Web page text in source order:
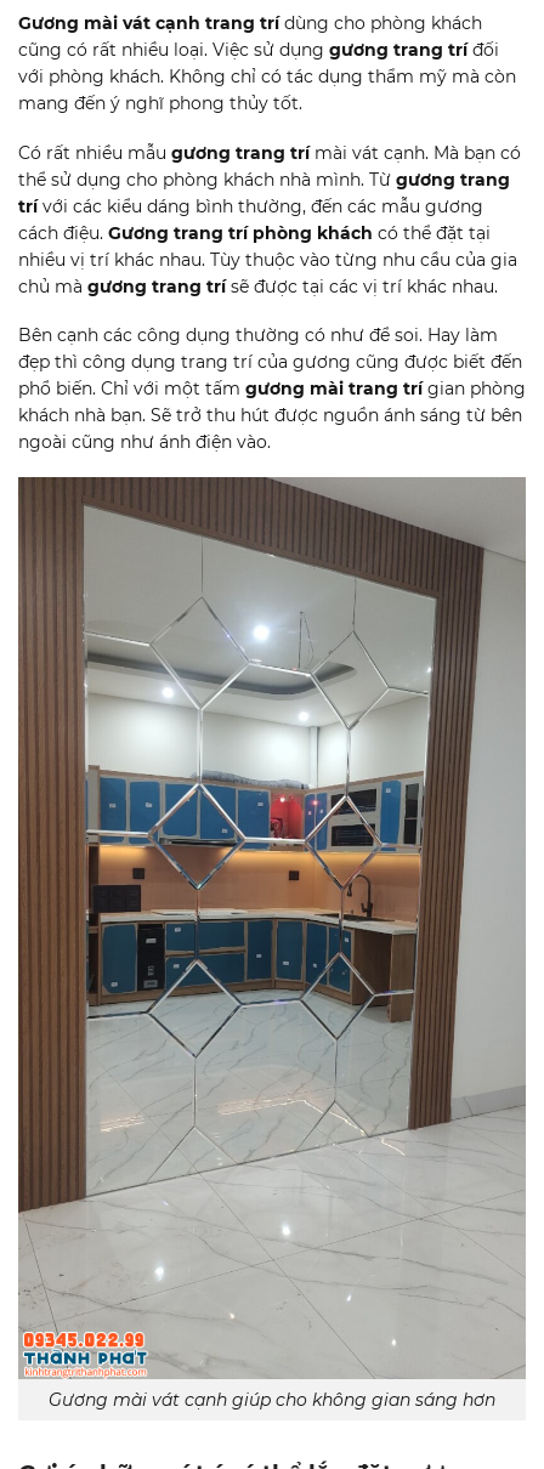
Gương mài vát cạnh trang trídùng cho phòng khách
cũng có rất nhiều loại. Việc sử dụng gương trang tríđối
với phòng khách. Không chỉ có tác dụng thẩm mỹ mà còn
mang đến ý nghĩ phong thủy tốt.
Có rất nhiều mẫu gương trang trímài vát cạnh. Mà bạn có
thể sử dụng cho phòng khách nhà mình. Từ gương trang
trívới các kiểu dáng bình thường, đến các mẫu gương
cách điệu. Gương trang trí phòng khách có thể đặt tại
nhiều vị trí khác nhau. Tùy thuộc vào từng nhu cầu của gia
chủ mà gương trang trísẽ được tại các vị trí khác nhau.
Bên cạnh các công dụng thường có như để soi. Hay làm
đẹp thì công dụng trang trí của gương cũng được biết đến
phổ biến. Chỉ với một tấm gương mài trang trígian phòng
khách nhà bạn. Sẽ trở thu hút được nguồn ánh sáng từ bên
ngoài cũng như ánh điện vào.
Gương mài vát cạnh giúp cho không gian sáng hơn